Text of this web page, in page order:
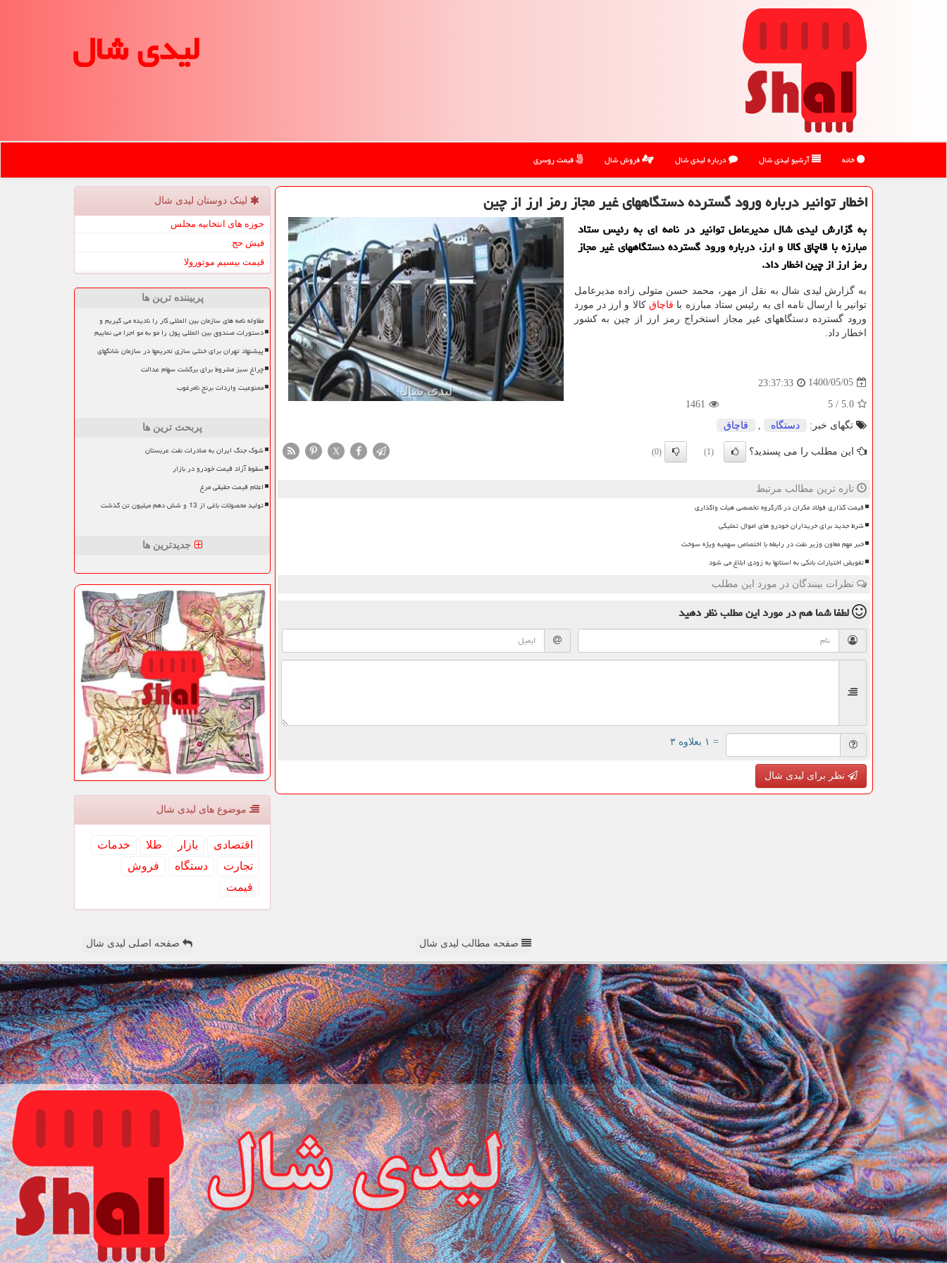
لیدی شال
خانه آرشیو لیدی شال درباره لیدی شال فروش شال قیمت روسری
اخطار توانیر درباره ورود گسترده دستگاههای غیر مجاز رمز ارز از چین
به گزارش لیدی شال مدیرعامل توانیر در نامه ای به رئیس ستاد
مبارزه با قاچاق کالا و ارز، درباره ورود گسترده دستگاههای غیر مجاز
رمز ارز از چین اخطار داد.
به گزارش لیدی شال به نقل از مهر، محمد حسن متولی زاده مدیرعامل
توانیر با ارسال نامه ای به رئیس ستاد مبارزه با قاچاق کالا و ارز در مورد
ورود گسترده دستگاههای غیر مجاز استخراج رمز ارز از چین به کشور
اخطار داد.
1400/05/05
23:37:33
5.0
/
5
1461
تگهای خبر:
دستگاه قاچاق
این مطلب را می پسندید؟ (1)
(0)
X
تازه ترین مطالب مرتبط
قیمت گذاری فولاد مکران در کارگروه تخصصی هیأت واگذاری
شرط جدید برای خریداران خودرو های اموال تملیکی
خبر مهم معاون وزیر نفت در رابطه با اختصاص سهمیه ویژه سوخت
تفویض اختیارات بانکی به استانها به زودی ابلاغ می شود
نظرات بینندگان در مورد این مطلب
لطفا شما همدر مورد این مطلبنظر دهید
= ۱ بعلاوه ۳
نظر برای لیدی شال
لینک دوستان لیدی شال
حوزه های انتخابیه مجلس
فیش حج
قیمت بیسیم موتورولا
پربیننده ترین ها
مقاوله نامه های سازمان بین المللی کار را نادیده می گیریم و
دستورات صندوق بین المللی پول را مو به مو اجرا می نماییم
پیشنهاد تهران برای خنثی سازی تحریمها در سازمان شانگهای
چراغ سبز مشروط برای برگشت سهام عدالت
ممنوعیت واردات برنج نامرغوب
پربحث ترین ها
شوک جنگ ایران به صادرات نفت عربستان
سقوط آزاد قیمت خودرو در بازار
اعلام قیمت حقیقی مرغ
تولید محصولات باغی از 13 و شش دهم میلیون تن گذشت
جدیدترین ها
موضوع های لیدی شال
اقتصادی بازار طلا
خدمات
تجارت
دستگاه
فروش
قیمت
صفحه مطالب لیدی شال صفحه اصلی لیدی شال